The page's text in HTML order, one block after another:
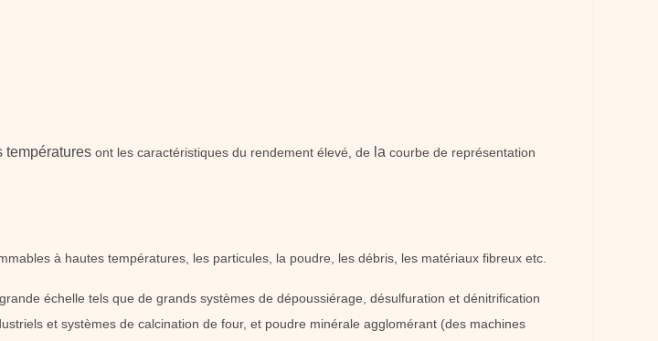
températures ont les caractéristiques du rendement élevé, de la courbe de représentation
à hautes températures, les particules, la poudre, les débris, les matériaux fibreux etc.
échelle tels que de grands systèmes de dépoussiérage, désulfuration et dénitrification
et systèmes de calcination de four, et poudre minérale agglomérant (des machines